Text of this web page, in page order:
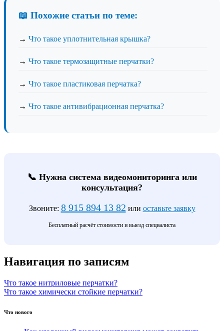
📖 Похожие статьи по теме:
→ Что такое уплотнительная крышка?
→ Что такое термозащитные перчатки?
→ Что такое пластиковая перчатка?
→ Что такое антивибрационная перчатка?
📞 Нужна система видеомониторинга или
консультация?
Звоните: 8 915 894 13 82 или оставьте заявку
Бесплатный расчёт стоимости и выезд специалиста
Навигация по записям
Что такое нитриловые перчатки?
Что такое химически стойкие перчатки?
Что нового